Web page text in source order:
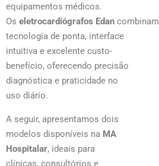
equipamentos médicos.
Os eletrocardiógrafos Edan combinam
tecnologia de ponta, interface
intuitiva e excelente custo-
benefício, oferecendo precisão
diagnóstica e praticidade no
uso diário.
A seguir, apresentamos dois
modelos disponíveis na MA
Hospitalar, ideais para
clínicas, consultórios e